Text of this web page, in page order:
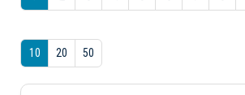
10 20 50